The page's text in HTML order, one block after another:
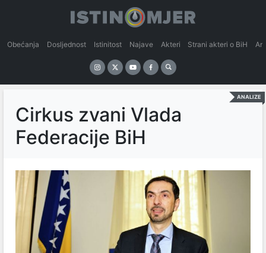
Obećanja Dosljednost Istinitost Najave Akteri Strani akteri o BiH
ANALIZE
Cirkus zvani Vlada
Federacije BiH